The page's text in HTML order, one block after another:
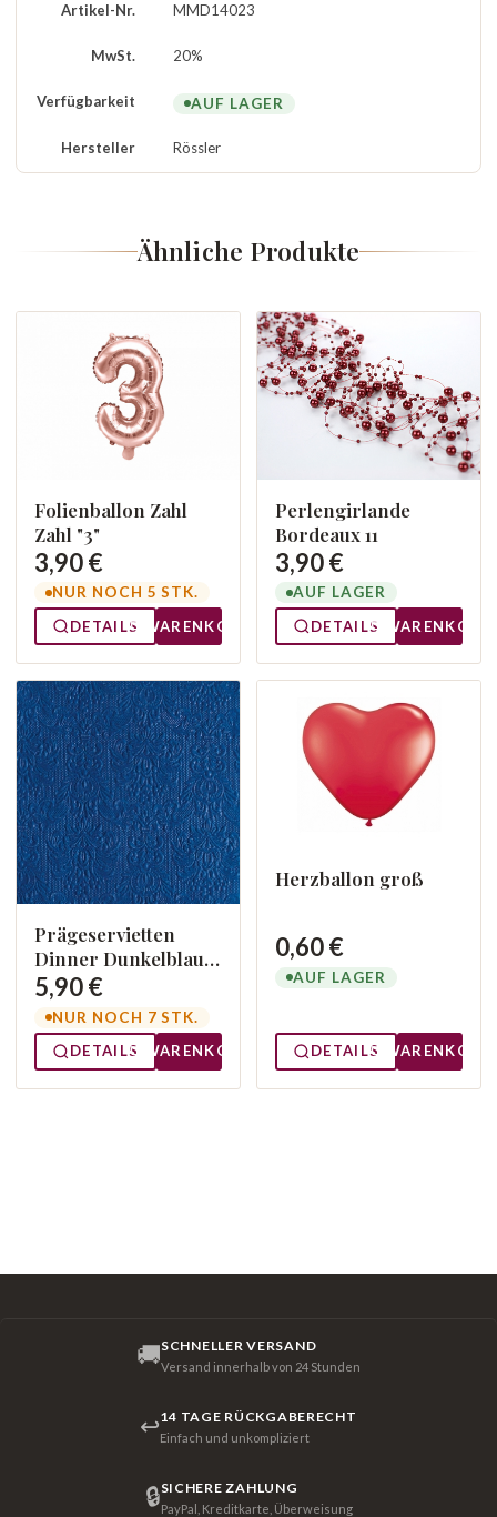
Artikel-Nr. MMD14023
MwSt. 20%
Verfügbarkeit AUF LAGER
Hersteller Rössler
Ähnliche Produkte
Folienballon Zahl
Zahl "3"
3,90 €
NUR NOCH 5 STK.
DETAILS
WARENKORB
Perlengirlande
Bordeaux 11
3,90 €
AUF LAGER
DETAILS
WARENKORB
Prägeservietten
Dinner Dunkelblau
144005500
5,90 €
NUR NOCH 7 STK.
DETAILS
WARENKORB
Herzballon groß
0,60 €
AUF LAGER
DETAILS WARENKORB
🚚SCHNELLER VERSAND
Versand innerhalb von 24 Stunden
↩14 TAGE RÜCKGABERECHT
Einfach und unkompliziert
🔒SICHERE ZAHLUNG
PayPal, Kreditkarte, Überweisung